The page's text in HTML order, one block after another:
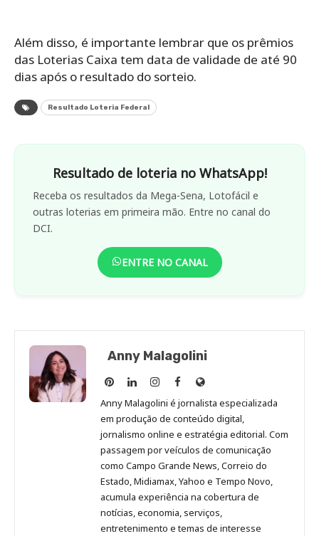
Além disso, é importante lembrar que os prêmios
das Loterias Caixa tem data de validade de até 90
dias após o resultado do sorteio.
Resultado Loteria Federal
Resultado de loteria no WhatsApp!
Receba os resultados da Mega-Sena, Lotofácil e
outras loterias em primeira mão. Entre no canal do
DCI.
ENTRE NO CANAL
Anny Malagolini
Anny
Malagolini
no
Pinterest
Anny
Malagolini
no
LinkedIn
Anny
Malagolini
no
Instagram
Anny
Malagolini
no
Facebook
Site
de
Anny
Malagolini
Anny Malagolini é jornalista especializada
em produção de conteúdo digital,
jornalismo online e estratégia editorial. Com
passagem por veículos de comunicação
como Campo Grande News, Correio do
Estado, Midiamax, Yahoo e Tempo Novo,
acumula experiência na cobertura de
notícias, economia, serviços,
entretenimento e temas de interesse